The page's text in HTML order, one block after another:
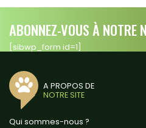
ABONNEZ-VOUS À NOTRE
[sibwp_form id=1]
A PROPOS DE
NOTRE SITE
Qui sommes-nous ?